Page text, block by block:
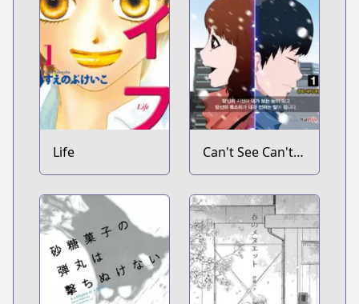
Life
Can't See Can't
Hear But Love